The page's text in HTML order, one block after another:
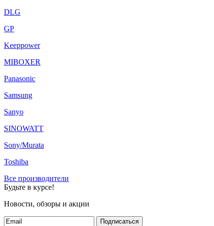
DLG
GP
Keeppower
MIBOXER
Panasonic
Samsung
Sanyo
SINOWATT
Sony/Murata
Toshiba
Все производители
Будьте в курсе!
Новости, обзоры и акции
Подписаться